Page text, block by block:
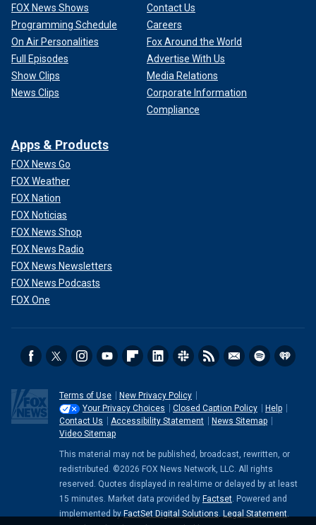
FOX News Shows
Programming Schedule
On Air Personalities
Full Episodes
Show Clips
News Clips
Contact Us
Careers
Fox Around the World
Advertise With Us
Media Relations
Corporate Information
Compliance
Apps & Products
FOX News Go
FOX Weather
FOX Nation
FOX Noticias
FOX News Shop
FOX News Radio
FOX News Newsletters
FOX News Podcasts
FOX One
Terms of Use
New Privacy Policy
Your Privacy Choices
Closed Caption Policy
Help
Contact Us
Accessibility Statement
News Sitemap
Video Sitemap
This material may not be published, broadcast, rewritten, or
redistributed. ©2026 FOX News Network, LLC. All rights
reserved. Quotes displayed in real-time or delayed by at least
15 minutes. Market data provided by Factset. Powered and
implemented by FactSet Digital Solutions. Legal Statement.